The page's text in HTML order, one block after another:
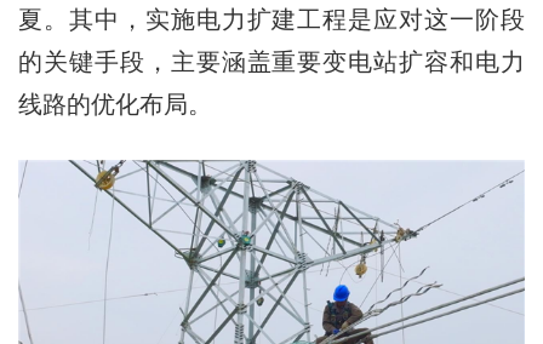
夏。其中，实施电力扩建工程是应对这一阶段
的关键手段，主要涵盖重要变电站扩容和电力
线路的优化布局。